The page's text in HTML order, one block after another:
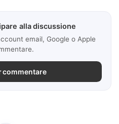
alla discussione
email, Google o Apple
commentare